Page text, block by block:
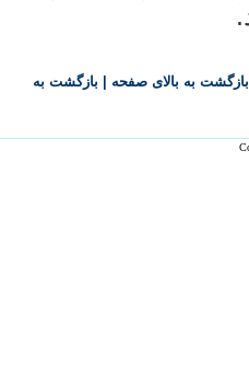
بازگشت به بالای صفحه بازگشت به